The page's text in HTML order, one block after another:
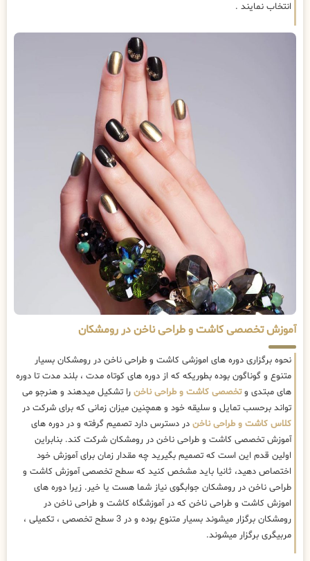
انتخاب نمایند .
آموزش تخصصی کاشت و طراحی ناخن در رومشکان
نحوه برگزاری دوره های اموزشی کاشت و طراحی ناخن در رومشکان بسیار
متنوع و گوناگون بوده بطوریکه که از دوره های کوتاه مدت ، بلند مدت تا دوره
های مبتدی وتخصصی کاشت و طراحی ناخن را تشکیل میدهند و هنرجو می
تواند برحسب تمایل و سلیقه خود و همچنین میزان زمانی که برای شرکت در
کلاس کاشت و طراحی ناخن در دسترس دارد تصمیم گرفته و در دوره های
آموزش تخصصی کاشت و طراحی ناخن در رومشکان شرکت کند. بنابراین
اولین قدم این است که تصمیم بگیرید چه مقدار زمان برای آموزش خود
اختصاص دهید، ثانیا باید مشخص کنید که سطح تخصصی آموزش کاشت و
طراحی ناخن در رومشکان جوابگوی نیاز شما هست یا خیر. زیرا دوره های
اموزش کاشت و طراحی ناخن که در آموزشگاه کاشت و طراحی ناخن در
رومشکان برگزار میشوند بسیار متنوع بوده و در 3 سطح تخصصی ، تکمیلی ،
مربیگری برگزار میشوند.